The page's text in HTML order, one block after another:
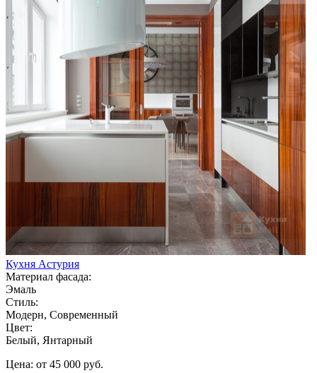
Кухня Астурия
Материал фасада:
Эмаль
Стиль:
Модерн, Современный
Цвет:
Белый, Янтарный
Цена: от 45 000 руб.